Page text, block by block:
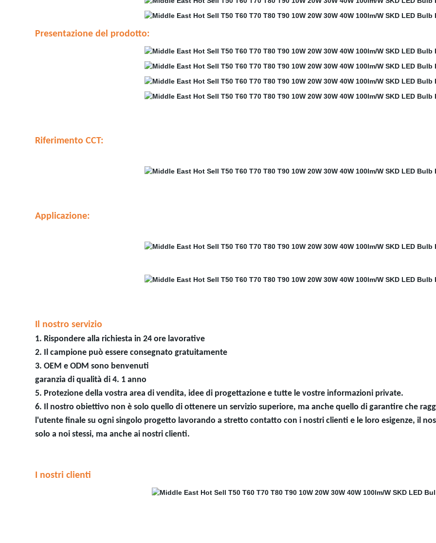
Presentazione del prodotto:
Riferimento CCT:
Applicazione:
Il nostro servizio
1. Rispondere alla richiesta in 24 ore lavorative
2. Il campione può essere consegnato gratuitamente
3. OEM e ODM sono benvenuti
garanzia di qualità di 4. 1 anno
5. Protezione della vostra area di vendita, idee di progettazione e tutte le vostre informazioni private.
6. Il nostro obiettivo non è solo quello di ottenere un servizio superiore, ma anche quello di garantire che
l'utente finale su ogni singolo progetto lavorando a stretto contatto con i nostri clienti e le loro esigenze, il
solo a noi stessi, ma anche ai nostri clienti.
I nostri clienti